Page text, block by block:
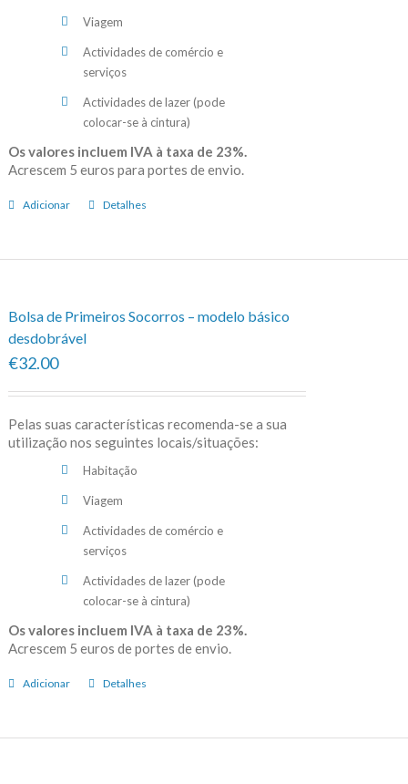
Viagem
Actividades de comércio e
serviços
Actividades de lazer (pode
colocar-se à cintura)
Os valores incluem IVA à taxa de 23%.
Acrescem 5 euros para portes de envio.
Adicionar Detalhes
Bolsa de Primeiros Socorros – modelo básico
desdobrável
€32.00
Pelas suas características recomenda-se a sua
utilização nos seguintes locais/situações:
Habitação
Viagem
Actividades de comércio e
serviços
Actividades de lazer (pode
colocar-se à cintura)
Os valores incluem IVA à taxa de 23%.
Acrescem 5 euros de portes de envio.
Adicionar Detalhes